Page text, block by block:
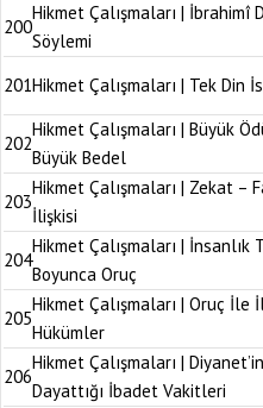
200
Hikmet Çalışmaları | İbrahimî
Söylemi
201Hikmet Çalışmaları | Tek Din
202
Hikmet Çalışmaları | Büyük
Büyük Bedel
203
Hikmet Çalışmaları | Zekat –
İlişkisi
204
Hikmet Çalışmaları | İnsanlık
Boyunca Oruç
205
Hikmet Çalışmaları | Oruç İle
Hükümler
206
Hikmet Çalışmaları | Diyanet’in
Dayattığı İbadet Vakitleri